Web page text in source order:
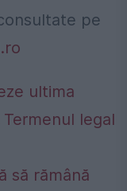
pe
ultima
legal
să rămână